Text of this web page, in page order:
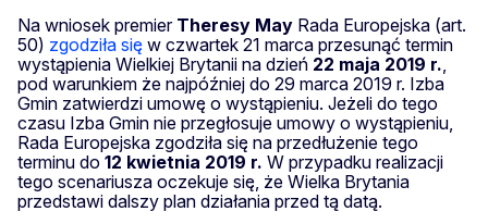
Na wniosek premier Theresy May Rada Europejska (art.
50) zgodziła się w czwartek 21 marca przesunąć termin
wystąpienia Wielkiej Brytanii na dzień 22 maja 2019 r.
pod warunkiem że najpóźniej do 29 marca 2019 r. Izba
Gmin zatwierdzi umowę o wystąpieniu. Jeżeli do tego
czasu Izba Gmin nie przegłosuje umowy o wystąpieniu,
Rada Europejska zgodziła się na przedłużenie tego
terminu do 12 kwietnia 2019 r. W przypadku realizacji
tego scenariusza oczekuje się, że Wielka Brytania
przedstawi dalszy plan działania przed tą datą.